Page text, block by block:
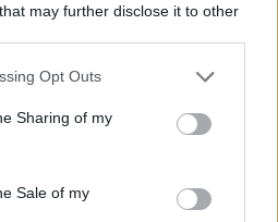
that may further disclose it to other
Opt Outs
Sharing of my
Sale of my
Βερνίκου: Πόζαρε με
στο χέρι
10 ΏΡΕΣ
όταν συναντάμε λαγοκέφαλο
ανάρτηση του